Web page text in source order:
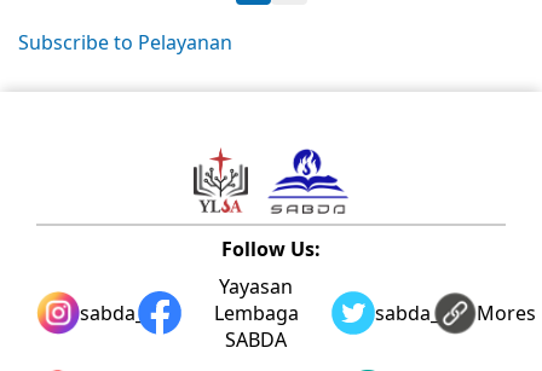
Subscribe to Pelayanan
Follow Us:
sabda_ylsa
Yayasan
Lembaga
SABDA
sabda_ylsaMores